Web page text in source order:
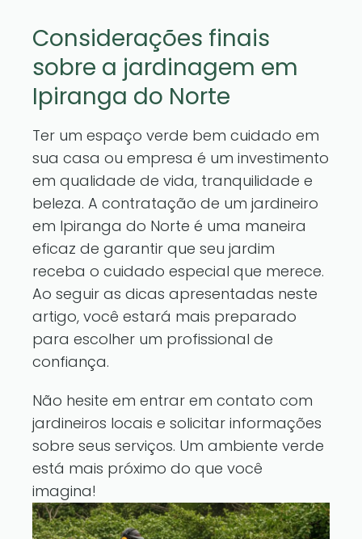
Considerações finais
sobre a jardinagem em
Ipiranga do Norte
Ter um espaço verde bem cuidado em
sua casa ou empresa é um investimento
em qualidade de vida, tranquilidade e
beleza. A contratação de um jardineiro
em Ipiranga do Norte é uma maneira
eficaz de garantir que seu jardim
receba o cuidado especial que merece.
Ao seguir as dicas apresentadas neste
artigo, você estará mais preparado
para escolher um profissional de
confiança.
Não hesite em entrar em contato com
jardineiros locais e solicitar informações
sobre seus serviços. Um ambiente verde
está mais próximo do que você
imagina!